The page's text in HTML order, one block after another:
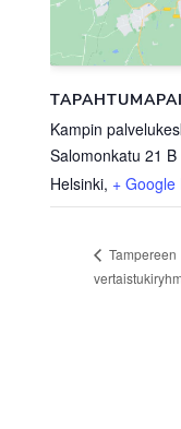
Kampin
Salomonkatu 21 B
Helsinki, + Google
Tampereen